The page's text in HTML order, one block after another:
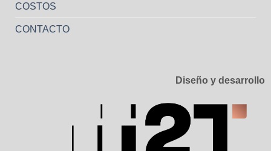
COSTOS
CONTACTO
Diseño y desarrollo